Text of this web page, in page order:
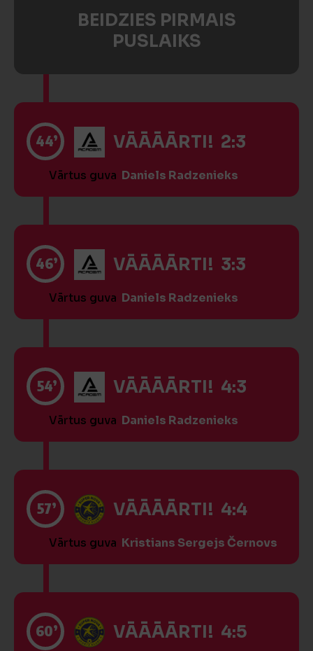
BEIDZIES PIRMAIS
PUSLAIKS
44’ VĀĀĀĀRTI! 2:3
Vārtus guva Daniels Radzenieks
46’ VĀĀĀĀRTI! 3:3
Vārtus guva Daniels Radzenieks
54’ VĀĀĀĀRTI! 4:3
Vārtus guva Daniels Radzenieks
57’ VĀĀĀĀRTI! 4:4
Vārtus guva Kristians Sergejs Černovs
60’ VĀĀĀĀRTI! 4:5